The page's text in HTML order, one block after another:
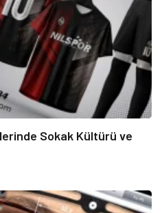
Sokak Kültürü ve